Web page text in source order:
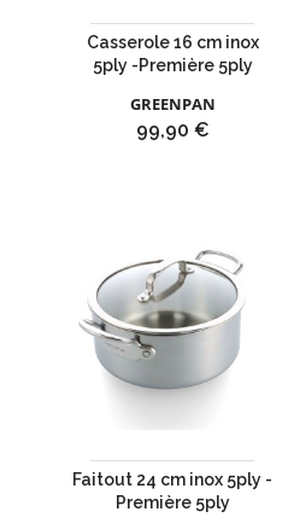
Casserole 16 cm inox
5ply -Première 5ply
GREENPAN
Prix
99,90 €
Faitout 24 cm inox 5ply -
Première 5ply